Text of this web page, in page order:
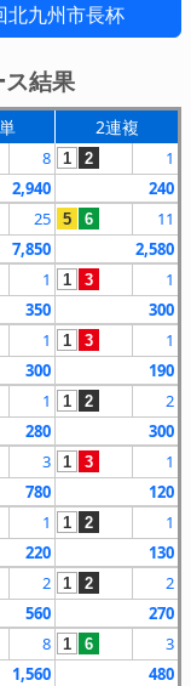
北九州市長杯
結果
2連複
8 1 2
1
2,940
240
25 5 6
11
7,850
2,580
1 1 3
1
350
300
1 1 3
1
300
190
1 1 2
2
280
300
3 1 3
1
780
120
1 1 2
1
220
130
2 1 2
2
560
270
8 1 6
3
1,560
480